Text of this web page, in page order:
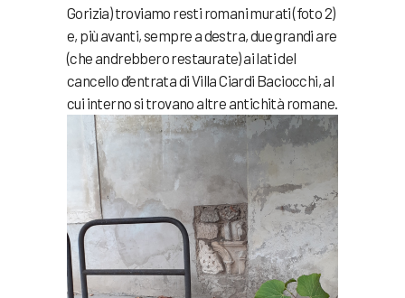
Gorizia) troviamo resti romani murati (foto 2)
e, più avanti, sempre a destra, due grandi are
(che andrebbero restaurate) ai lati del
cancello d’entrata di Villa Ciardi Baciocchi, al
cui interno si trovano altre antichità romane.